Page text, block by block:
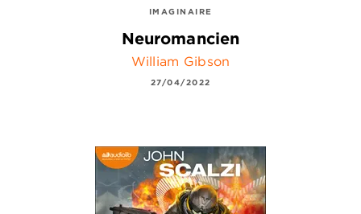
IMAGINAIRE
Neuromancien
William Gibson
27/04/2022